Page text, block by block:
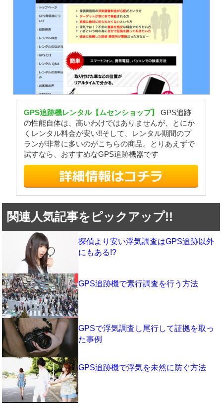
GPS追跡機レンタル【ムセンショップ】
GPS追跡
の性能自体は、高いわけではありませんが、とにか
くレンタル料金が安い!!そして、レンタル期間のプ
ランが非常に多いのがこちらの商品。とりあえずで
試すなら、おすすめなGPS追跡機器です
関連人気記事をピックアップ!!
探偵より安い浮気調査はGPS追跡以外
にもある!?
GPS追跡機で素行調査を行う方法
GPSで浮気調査し尾行して証拠を取っ
た事例
GPS追跡機で浮気を未然に防ぐ方法